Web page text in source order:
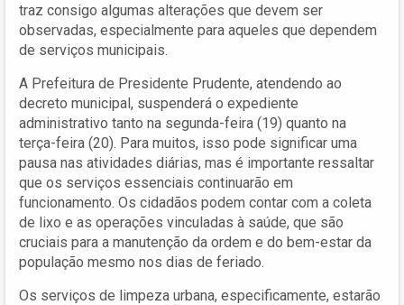
traz consigo algumas alterações que devem ser
observadas, especialmente para aqueles que dependem
de serviços municipais.
A Prefeitura de Presidente Prudente, atendendo ao
decreto municipal, suspenderá o expediente
administrativo tanto na segunda-feira (19) quanto na
terça-feira (20). Para muitos, isso pode significar uma
pausa nas atividades diárias, mas é importante ressaltar
que os serviços essenciais continuarão em
funcionamento. Os cidadãos podem contar com a coleta
de lixo e as operações vinculadas à saúde, que são
cruciais para a manutenção da ordem e do bem-estar da
população mesmo nos dias de feriado.
Os serviços de limpeza urbana, especificamente, estarão